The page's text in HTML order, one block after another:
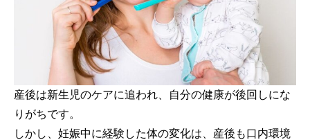
産後は新生児のケアに追われ、自分の健康が後回しにな
りがちです。
しかし、妊娠中に経験した体の変化は、産後も口内環境